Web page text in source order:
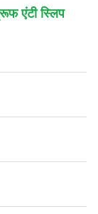
एंटी स्लिप